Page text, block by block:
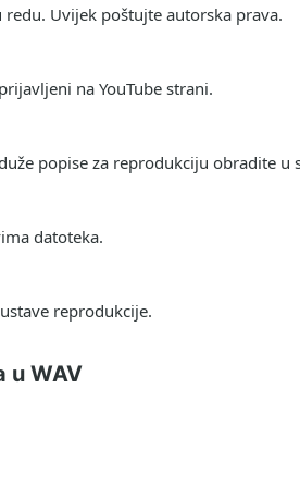
Uvijek poštujte autorska prava.
na YouTube strani.
popise za reprodukciju obradite u
datoteka.
reprodukcije.
u WAV